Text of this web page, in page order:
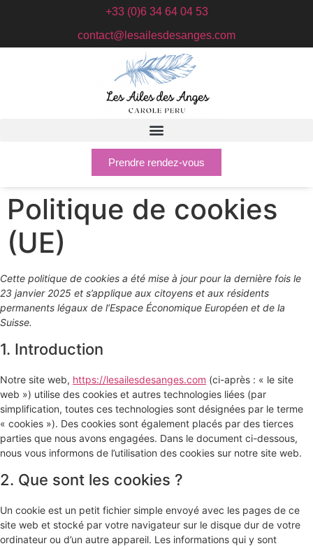
+33 (0)6 34 64 04 53
contact@lesailesdesanges.com
Prendre rendez-vous
Politique de cookies
(UE)
Cette politique de cookies a été mise à jour pour la dernière fois le
23 janvier 2025 et s’applique aux citoyens et aux résidents
permanents légaux de l’Espace Économique Européen et de la
Suisse.
1. Introduction
Notre site web, https://lesailesdesanges.com (ci-après : « le site
web ») utilise des cookies et autres technologies liées (par
simplification, toutes ces technologies sont désignées par le terme
« cookies »). Des cookies sont également placés par des tierces
parties que nous avons engagées. Dans le document ci-dessous,
nous vous informons de l’utilisation des cookies sur notre site web.
2. Que sont les cookies ?
Un cookie est un petit fichier simple envoyé avec les pages de ce
site web et stocké par votre navigateur sur le disque dur de votre
ordinateur ou d’un autre appareil. Les informations qui y sont